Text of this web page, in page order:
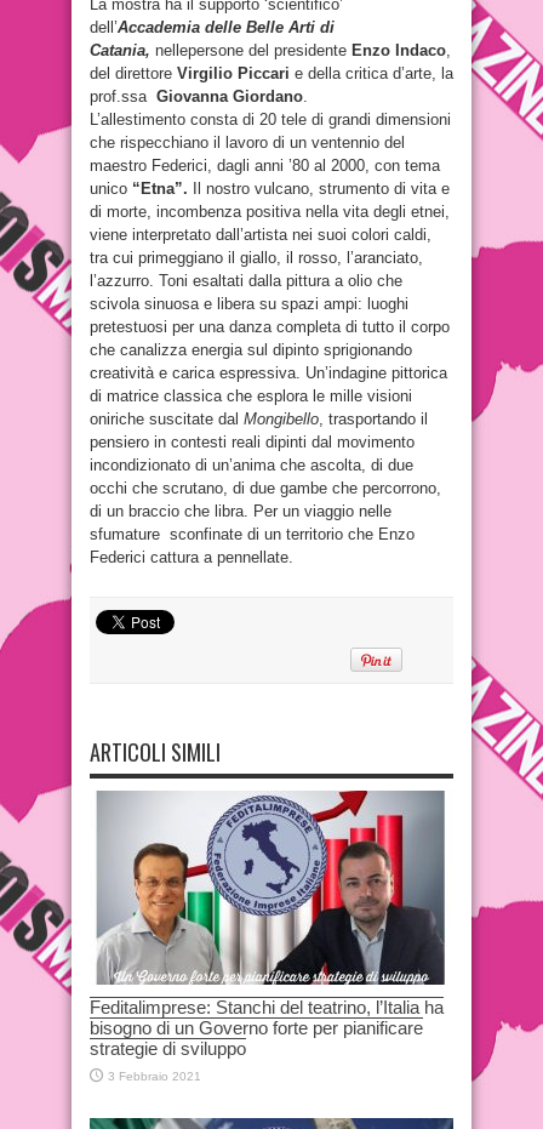
La mostra ha il supporto ‘scientifico’
dell’Accademia delle Belle Arti di
Catania, nellepersone del presidente Enzo Indaco
del direttore Virgilio Piccari e della critica d’arte, la
prof.ssa Giovanna Giordano
L’allestimento consta di 20 tele di grandi dimensioni
che rispecchiano il lavoro di un ventennio del
maestro Federici, dagli anni ’80 al 2000, con tema
unico “Etna”. Il nostro vulcano, strumento di vita e
di morte, incombenza positiva nella vita degli etnei,
viene interpretato dall’artista nei suoi colori caldi,
tra cui primeggiano il giallo, il rosso, l’aranciato,
l’azzurro. Toni esaltati dalla pittura a olio che
scivola sinuosa e libera su spazi ampi: luoghi
pretestuosi per una danza completa di tutto il corpo
che canalizza energia sul dipinto sprigionando
creatività e carica espressiva. Un’indagine pittorica
di matrice classica che esplora le mille visioni
oniriche suscitate dal Mongibello , trasportando il
pensiero in contesti reali dipinti dal movimento
incondizionato di un’anima che ascolta, di due
occhi che scrutano, di due gambe che percorrono,
di un braccio che libra. Per un viaggio nelle
sfumature sconfinate di un territorio che Enzo
Federici cattura a pennellate.
ARTICOLI SIMILI
Feditalimprese: Stanchi del teatrino, l’Italia ha
bisogno di un Governo forte per pianificare
strategie di sviluppo
3 Febbraio 2021